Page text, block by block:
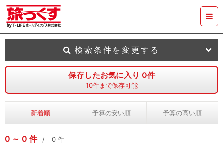
保存したお気に入り 0件
10件まで保存可能
新着順 予算の安い順 予算の高い順
0 0 件 0 件
検索条件を変更する